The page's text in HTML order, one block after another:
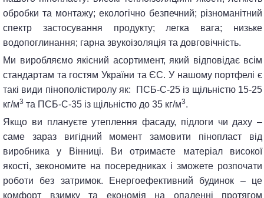
обробки та монтажу; екологічно безпечний; різноманітний
спектр застосування продукту; легка вага; низьке
водопоглинання; гарна звукоізоляція та довговічність.
Ми виробляємо якісний асортимент, який відповідає всім
стандартам та гостям України та ЄС. У нашому портфелі є
такі види пінополістиролу як: ПСБ-С-25 із щільністю 15-25
кг/м3 та ПСБ-С-35 із щільністю до 35 кг/м3.
Якщо ви плануєте утеплення фасаду, підлоги чи даху –
саме зараз вигідний момент замовити пінопласт від
виробника у Вінниці. Ви отримаєте матеріал високої
якості, зекономите на посередниках і зможете розпочати
роботи без затримок. Енергоефективний будинок – це
комфорт взимку та економія на опаленні протягом